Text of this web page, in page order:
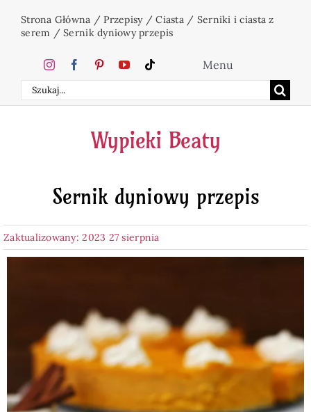
zawartości
Strona Główna /Przepisy/Ciasta/ Serniki i ciasta z
serem /Sernik dyniowy przepis
Szukaj
Menu
Home
Ciasta
Desery
Pieczywo
Przetwory
Wypieki Beaty
Sernik dyniowy przepis
Zaktualizowany: 2023 27 sierpnia